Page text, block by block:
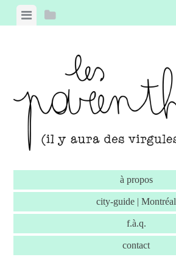
Skip to content
View menuView sidebar
à propos
city-guide | Montréal
f.à.q.
contact